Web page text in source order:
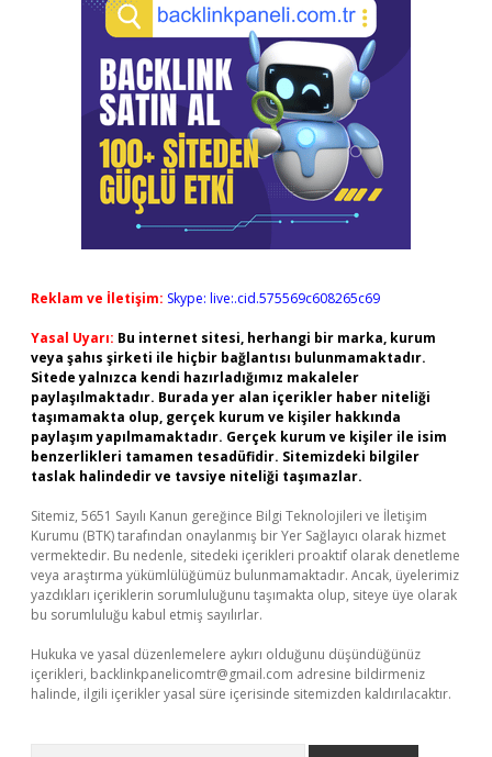
Reklam ve İletişim: Skype: live:.cid.575569c608265c69
Yasal Uyarı: Bu internet sitesi, herhangi bir marka, kurum
veya şahıs şirketi ile hiçbir bağlantısı bulunmamaktadır.
Sitede yalnızca kendi hazırladığımız makaleler
paylaşılmaktadır. Burada yer alan içerikler haber niteliği
taşımamakta olup, gerçek kurum ve kişiler hakkında
paylaşım yapılmamaktadır. Gerçek kurum ve kişiler ile isim
benzerlikleri tamamen tesadüfidir. Sitemizdeki bilgiler
taslak halindedir ve tavsiye niteliği taşımazlar.
Sitemiz, 5651 Sayılı Kanun gereğince Bilgi Teknolojileri ve İletişim
Kurumu (BTK) tarafından onaylanmış bir Yer Sağlayıcı olarak hizmet
vermektedir. Bu nedenle, sitedeki içerikleri proaktif olarak denetleme
veya araştırma yükümlülüğümüz bulunmamaktadır. Ancak, üyelerimiz
yazdıkları içeriklerin sorumluluğunu taşımakta olup, siteye üye olarak
bu sorumluluğu kabul etmiş sayılırlar.
Hukuka ve yasal düzenlemelere aykırı olduğunu düşündüğünüz
içerikleri, backlinkpanelicomtr@gmail.com adresine bildirmeniz
halinde, ilgili içerikler yasal süre içerisinde sitemizden kaldırılacaktır.